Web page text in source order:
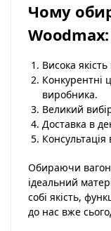
Чому
Woodmax:
Висока якість
Конкурентні
виробника.
Великий
Доставка в
Консультація
Обираючи
ідеальний
собі якість,
до нас вже